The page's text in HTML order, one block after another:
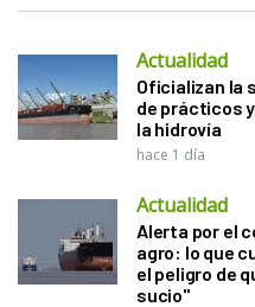
Actualidad
Oficializan la
de prácticos
la hidrovía
hace 1 día
Actualidad
Alerta por el
agro: lo que
el peligro de
sucio"